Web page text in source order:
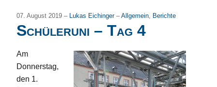
07. August 2019 – Lukas Eichinger–Allgemein, Berichte
Schüleruni – Tag 4
Am
Donnerstag,
den 1.